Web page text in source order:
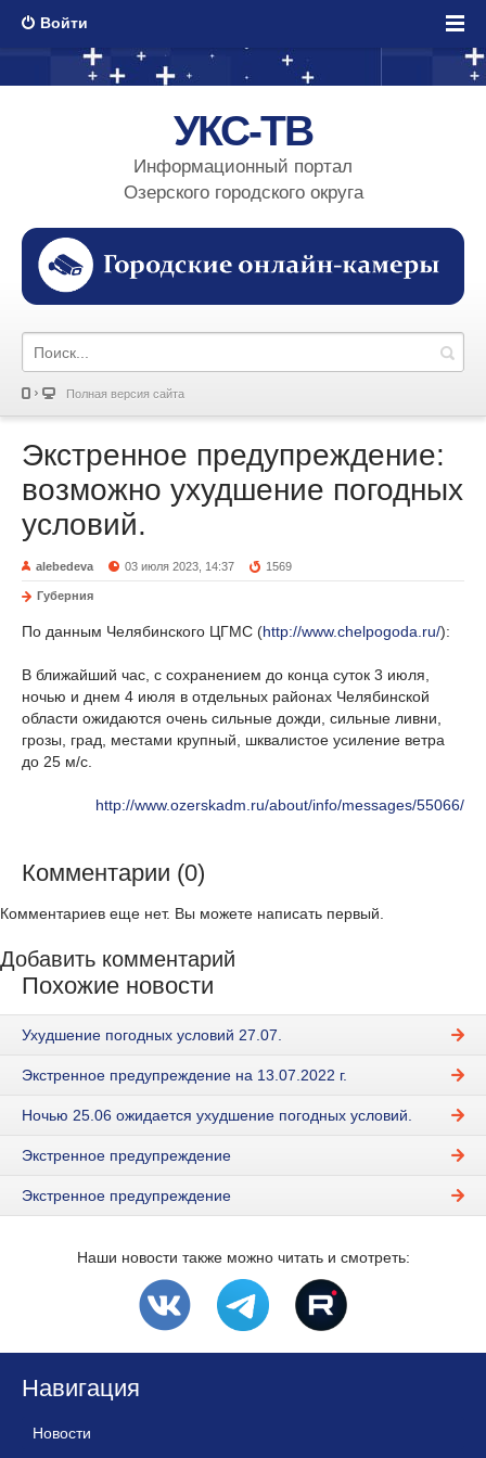
Войти
УКС-ТВ
Информационный портал
Озерского городского округа
Полная версия сайта
Экстренное предупреждение:
возможно ухудшение погодных
условий.
alebedeva 03 июля 2023, 14:37 1569
Губерния
По данным Челябинского ЦГМС (http://www.chelpogoda.ru/):
В ближайший час, с сохранением до конца суток 3 июля,
ночью и днем 4 июля в отдельных районах Челябинской
области ожидаются очень сильные дожди, сильные ливни,
грозы, град, местами крупный, шквалистое усиление ветра
до 25 м/с.
http://www.ozerskadm.ru/about/info/messages/55066/
Комментарии (0)
Комментариев еще нет. Вы можете написать первый.
Добавить комментарий
Похожие новости
Ухудшение погодных условий 27.07.
Экстренное предупреждение на 13.07.2022 г.
Ночью 25.06 ожидается ухудшение погодных условий.
Экстренное предупреждение
Экстренное предупреждение
Наши новости также можно читать и смотреть:
Навигация
Новости